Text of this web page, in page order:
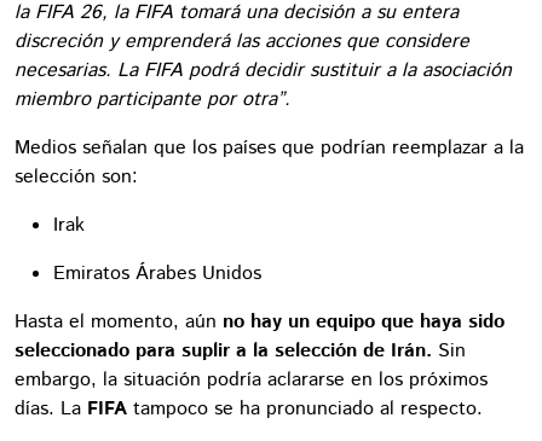
la FIFA 26, la FIFA tomará una decisión a su entera
discreción y emprenderá las acciones que considere
necesarias. La FIFA podrá decidir sustituir a la asociación
miembro participante por otra”.
Medios señalan que los países que podrían reemplazar a la
selección son:
Irak
Emiratos Árabes Unidos
Hasta el momento, aún no hay un equipo que haya sido
seleccionado para suplir a la selección de Irán. Sin
embargo, la situación podría aclararse en los próximos
días. La FIFA tampoco se ha pronunciado al respecto.